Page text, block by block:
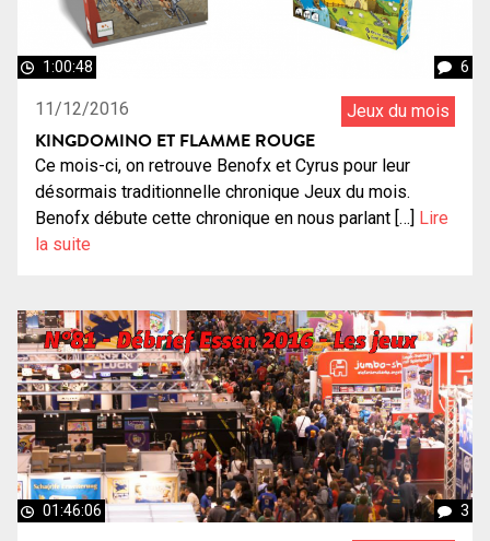
1:00:48 6
11/12/2016 Jeux du mois
KINGDOMINO ET FLAMME ROUGE
Ce mois-ci, on retrouve Benofx et Cyrus pour leur
désormais traditionnelle chronique Jeux du mois.
Benofx débute cette chronique en nous parlant […] Lire
la suite
01:46:06 3